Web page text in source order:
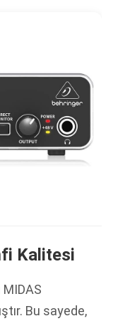
Kalitesi
Bu sayede,